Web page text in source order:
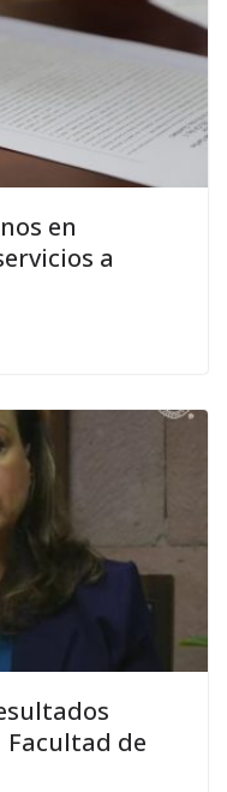
en
a
de